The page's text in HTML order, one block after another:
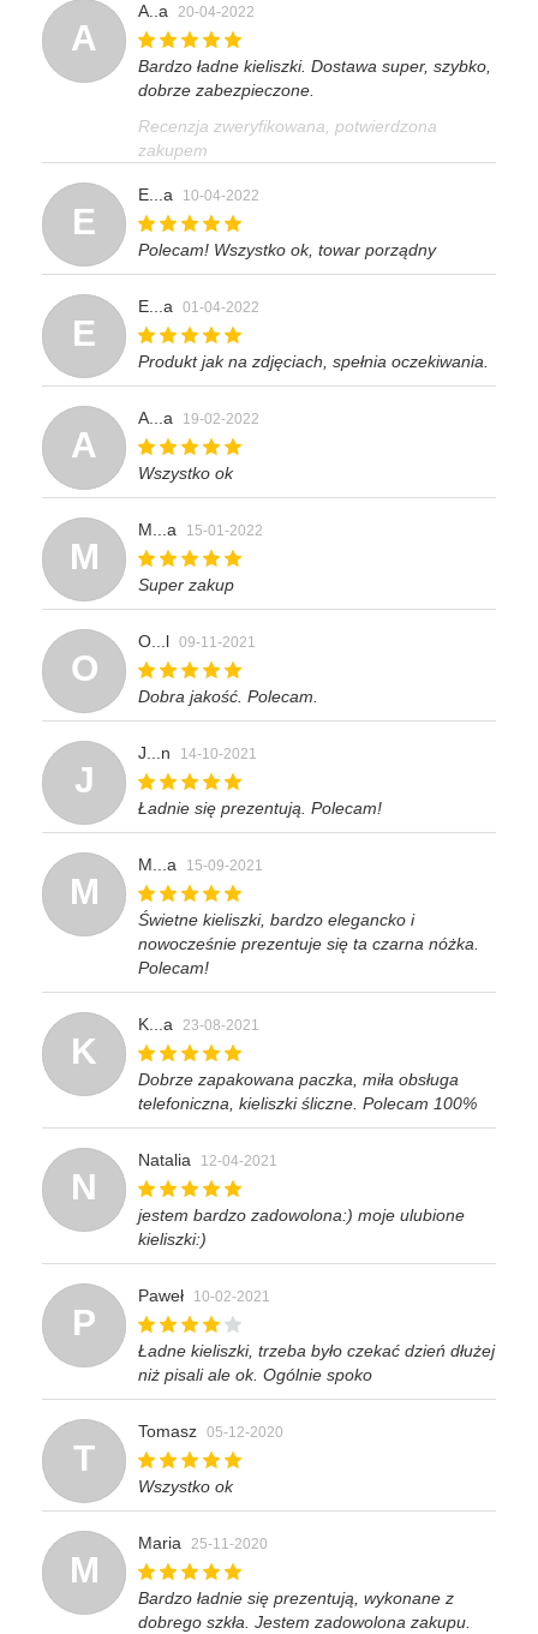
A
A..a 20-04-2022
Bardzo ładne kieliszki. Dostawa super, szybko,
dobrze zabezpieczone.
Recenzja zweryfikowana, potwierdzona
zakupem
E
E...a 10-04-2022
Polecam! Wszystko ok, towar porządny
E
E...a 01-04-2022
Produkt jak na zdjęciach, spełnia oczekiwania.
A
A...a 19-02-2022
Wszystko ok
M
M...a 15-01-2022
Super zakup
O
O...l 09-11-2021
Dobra jakość. Polecam.
J
J...n 14-10-2021
Ładnie się prezentują. Polecam!
M
M...a 15-09-2021
Świetne kieliszki, bardzo elegancko i
nowocześnie prezentuje się ta czarna nóżka.
Polecam!
K
K...a 23-08-2021
Dobrze zapakowana paczka, miła obsługa
telefoniczna, kieliszki śliczne. Polecam 100%
N
Natalia 12-04-2021
jestem bardzo zadowolona:) moje ulubione
kieliszki:)
P
Paweł 10-02-2021
Ładne kieliszki, trzeba było czekać dzień dłużej
niż pisali ale ok. Ogólnie spoko
T
Tomasz 05-12-2020
Wszystko ok
M
Maria 25-11-2020
Bardzo ładnie się prezentują, wykonane z
dobrego szkła. Jestem zadowolona zakupu.